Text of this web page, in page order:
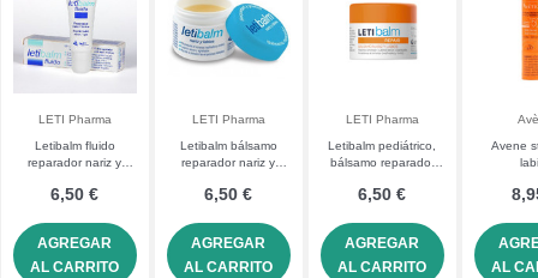
LETI Pharma
Letibalm fluido
reparador nariz y
6,50 €
AGREGAR
AL CARRITO
LETI Pharma
Letibalm bálsamo
reparador nariz y
6,50 €
AGREGAR
AL CARRITO
LETI Pharma
Letibalm pediátrico,
bálsamo reparador
6,50 €
AGREGAR
AL CARRITO
Avene
AL